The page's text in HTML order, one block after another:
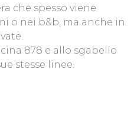
che spesso viene
o nei b&b, ma anche in
878 e allo sgabello
stesse linee.